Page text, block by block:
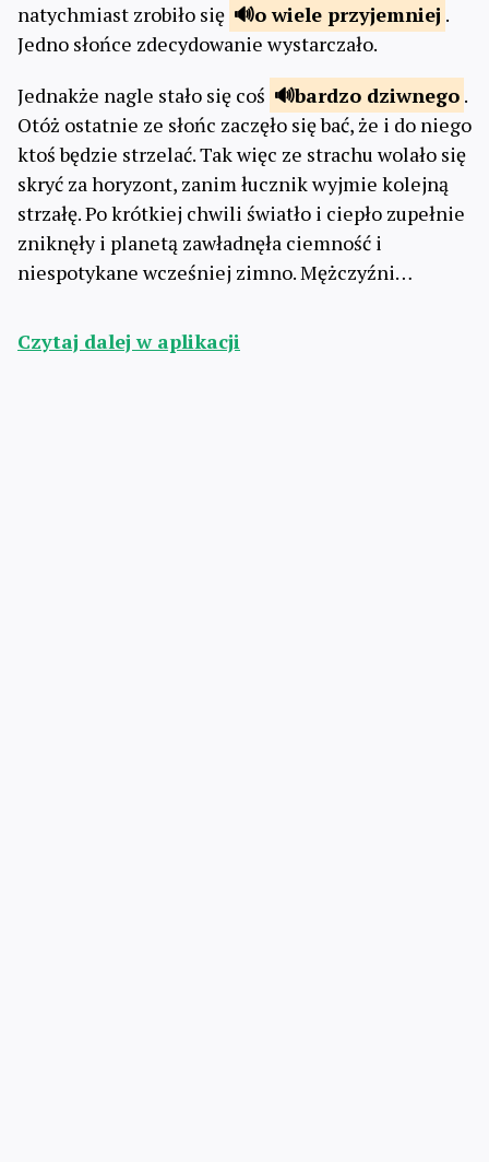
natychmiast zrobiło się
o wiele przyjemniej .
Jedno słońce zdecydowanie wystarczało.
Jednakże nagle stało się coś
bardzo dziwnego .
Otóż ostatnie ze słońc zaczęło się bać, że i do niego
ktoś będzie strzelać. Tak więc ze strachu wolało się
skryć za horyzont, zanim łucznik wyjmie kolejną
strzałę. Po krótkiej chwili światło i ciepło zupełnie
zniknęły i planetą zawładnęła ciemność i
niespotykane wcześniej zimno. Mężczyźni…
Czytaj dalej w aplikacji